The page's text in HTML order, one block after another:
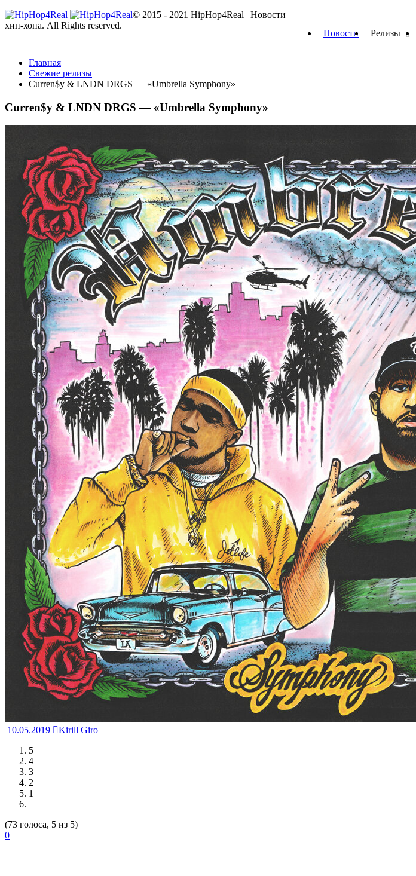
Новости Релизы
Главная
Свежие релизы
Curren$y & LNDN DRGS — «Umbrella Symphony»
Curren$y & LNDN DRGS — «Umbrella Symphony»
10.05.2019
Kirill Giro
5
4
3
2
1
(73 голоса, 5 из 5)
0
© 2015 - 2021 HipHop4Real | Новости
хип-хопа. All Rights reserved.